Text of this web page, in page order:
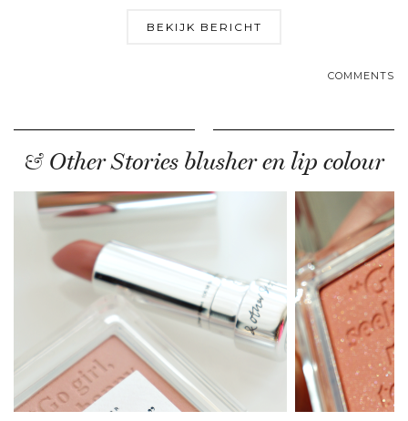
BEKIJK BERICHT
COMMENTS
& Other Stories blusher en lip colour